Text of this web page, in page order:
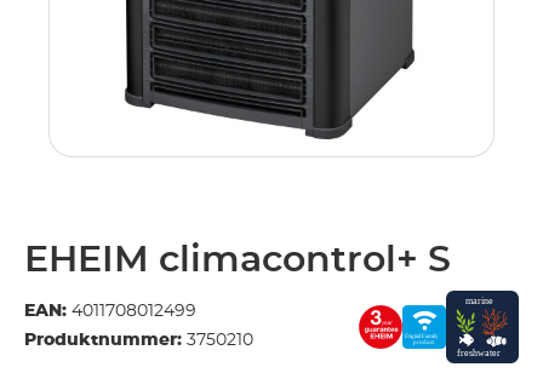
EHEIM climacontrol+ S
EAN: 4011708012499
Produktnummer: 3750210